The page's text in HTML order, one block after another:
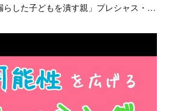
らした子どもを潰す親」プレシャス・…